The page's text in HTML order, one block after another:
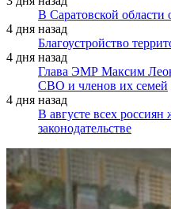
В Саратовской области
4 дня назад
Благоустройство
4 дня назад
Глава ЭМР Максим
СВО и членов их семей
4 дня назад
В августе всех
законодательстве